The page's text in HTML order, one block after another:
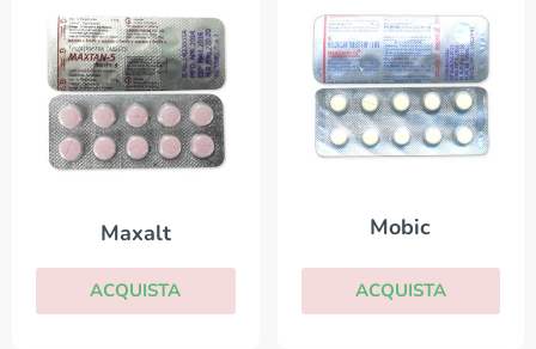
Maxalt
ACQUISTA
Mobic
ACQUISTA